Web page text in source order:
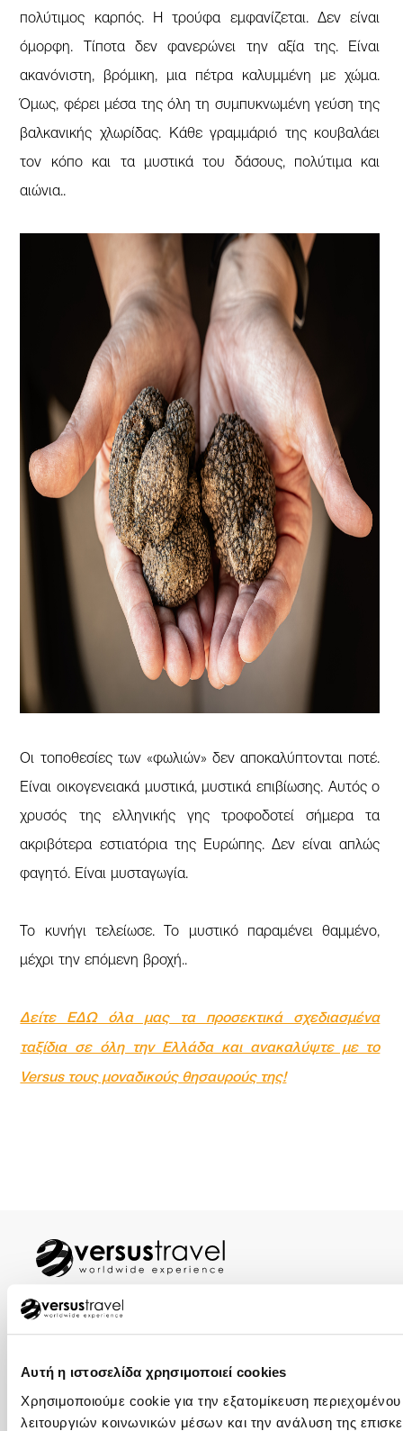
Αυτή η ιστοσελίδα χρησιμοποιεί cookies
Χρησιμοποιούμε cookie για την εξατομίκευση
λειτουργιών κοινωνικών μέσων και την ανάλυση της
πολύτιμος καρπός. Η τρούφα εμφανίζεται. Δεν είναι
όμορφη. Τίποτα δεν φανερώνει την αξία της. Είναι
ακανόνιστη, βρόμικη, μια πέτρα καλυμμένη με χώμα.
Όμως, φέρει μέσα της όλη τη συμπυκνωμένη γεύση της
βαλκανικής χλωρίδας. Κάθε γραμμάριό της κουβαλάει
τον κόπο και τα μυστικά του δάσους, πολύτιμα και
αιώνια..
Οι τοποθεσίες των «φωλιών» δεν αποκαλύπτονται ποτέ.
Είναι οικογενειακά μυστικά, μυστικά επιβίωσης. Αυτός ο
χρυσός της ελληνικής γης τροφοδοτεί σήμερα τα
ακριβότερα εστιατόρια της Ευρώπης. Δεν είναι απλώς
φαγητό. Είναι μυσταγωγία.
Το κυνήγι τελείωσε. Το μυστικό παραμένει θαμμένο,
μέχρι την επόμενη βροχή..
Δείτε ΕΔΩ όλα μας τα προσεκτικά σχεδιασμένα
ταξίδια σε όλη την Ελλάδα και ανακαλύψτε με το
Versus τους μοναδικούς θησαυρούς της!
ΑΘΗΝΑ – ΚΕΝΤΡΙΚΑ ΓΡΑΦΕΙΑ
+30 210 32 32 450
Φιλελλήνων 7, Σύνταγμα, 105 57 (1ος όροφος)
info@versus-travel.gr